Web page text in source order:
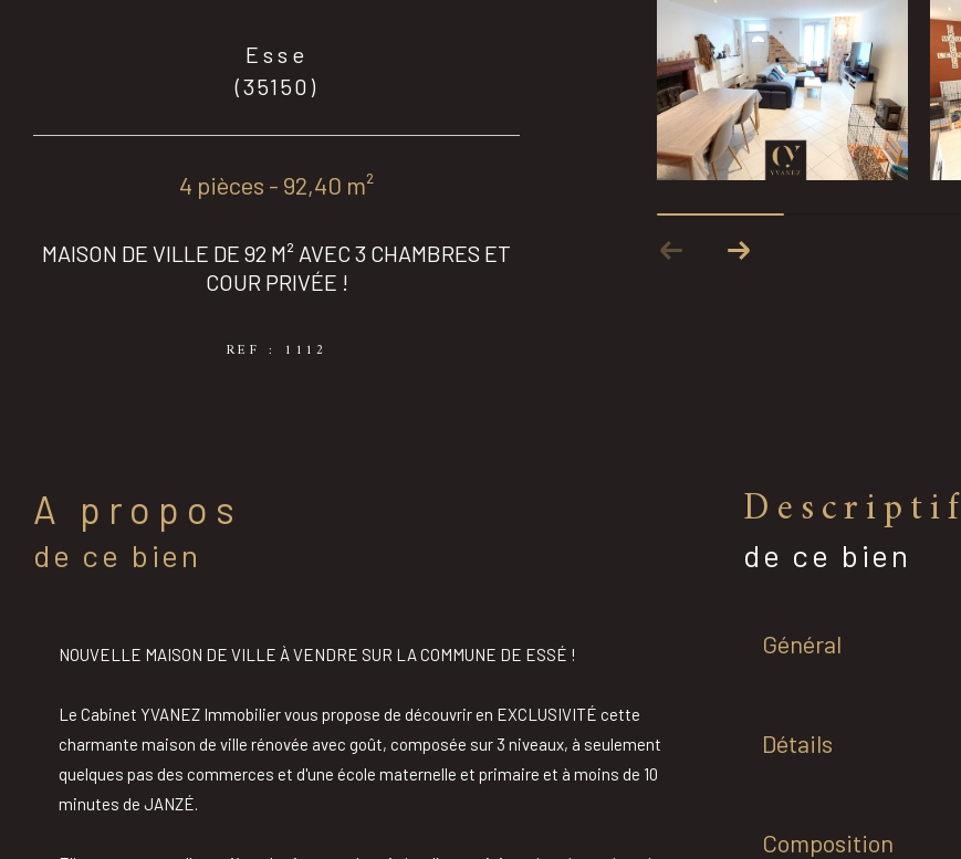
Esse
(35150)
4 pièces - 92,40 m²
MAISON DE VILLE DE 92 M² AVEC 3 CHAMBRES ET
COUR PRIVÉE !
REF : 1112
a propos
de ce bien
NOUVELLE MAISON DE VILLE À VENDRE SUR LA COMMUNE DE ESSÉ !
Le Cabinet YVANEZ Immobilier vous propose de découvrir en EXCLUSIVITÉ cette
charmante maison de ville rénovée avec goût, composée sur 3 niveaux, à seulement
quelques pas des commerces et d'une école maternelle et primaire et à moins de 10
minutes de JANZÉ.
descriptif
de ce bien
Général
Détails
Composition